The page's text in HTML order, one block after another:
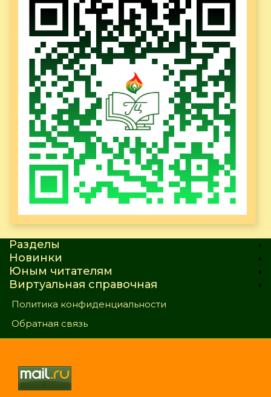
Разделы
Новинки
Юным читателям
Виртуальная справочная
Политика конфиденциальности
Обратная связь